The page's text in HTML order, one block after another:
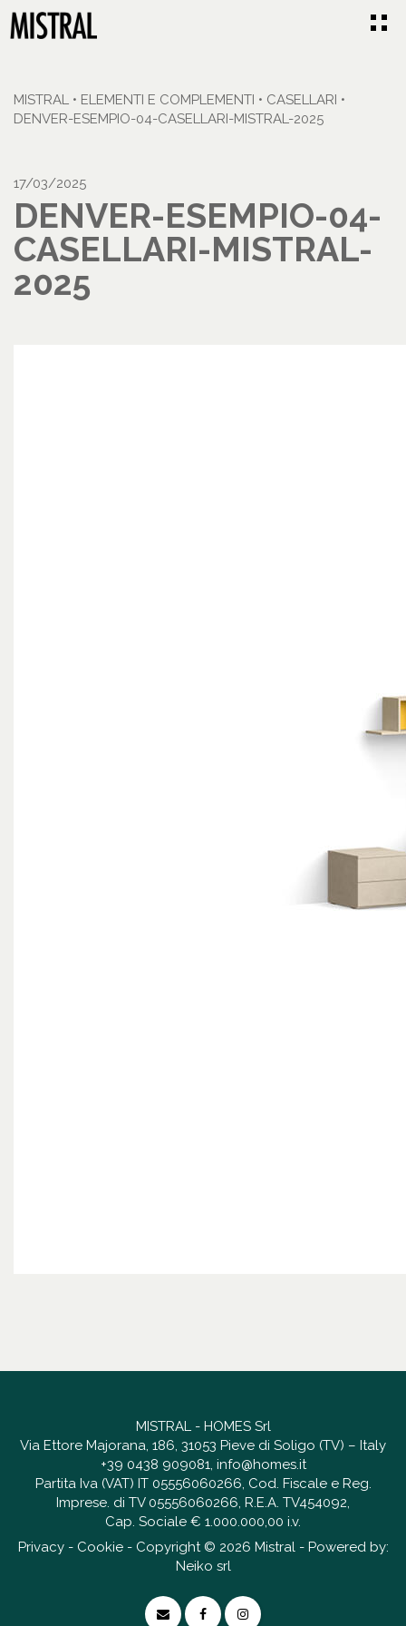
MISTRAL • ELEMENTI E COMPLEMENTI • CASELLARI •
DENVER-ESEMPIO-04-CASELLARI-MISTRAL-2025
17/03/2025
DENVER-ESEMPIO-04-
CASELLARI-MISTRAL-
2025
MISTRAL - HOMES Srl
Via Ettore Majorana, 186, 31053 Pieve di Soligo (TV) – Italy
+39 0438 909081, info@homes.it
Partita Iva (VAT) IT 05556060266, Cod. Fiscale e Reg.
Imprese. di TV 05556060266, R.E.A. TV454092,
Cap. Sociale € 1.000.000,00 i.v.
Privacy- Cookie- Copyright © 2026 Mistral - Powered by:
Neiko srl